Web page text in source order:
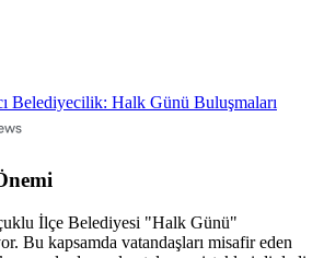
İlçe Belediyesi "Halk Günü"
Bu kapsamda vatandaşları misafir eden